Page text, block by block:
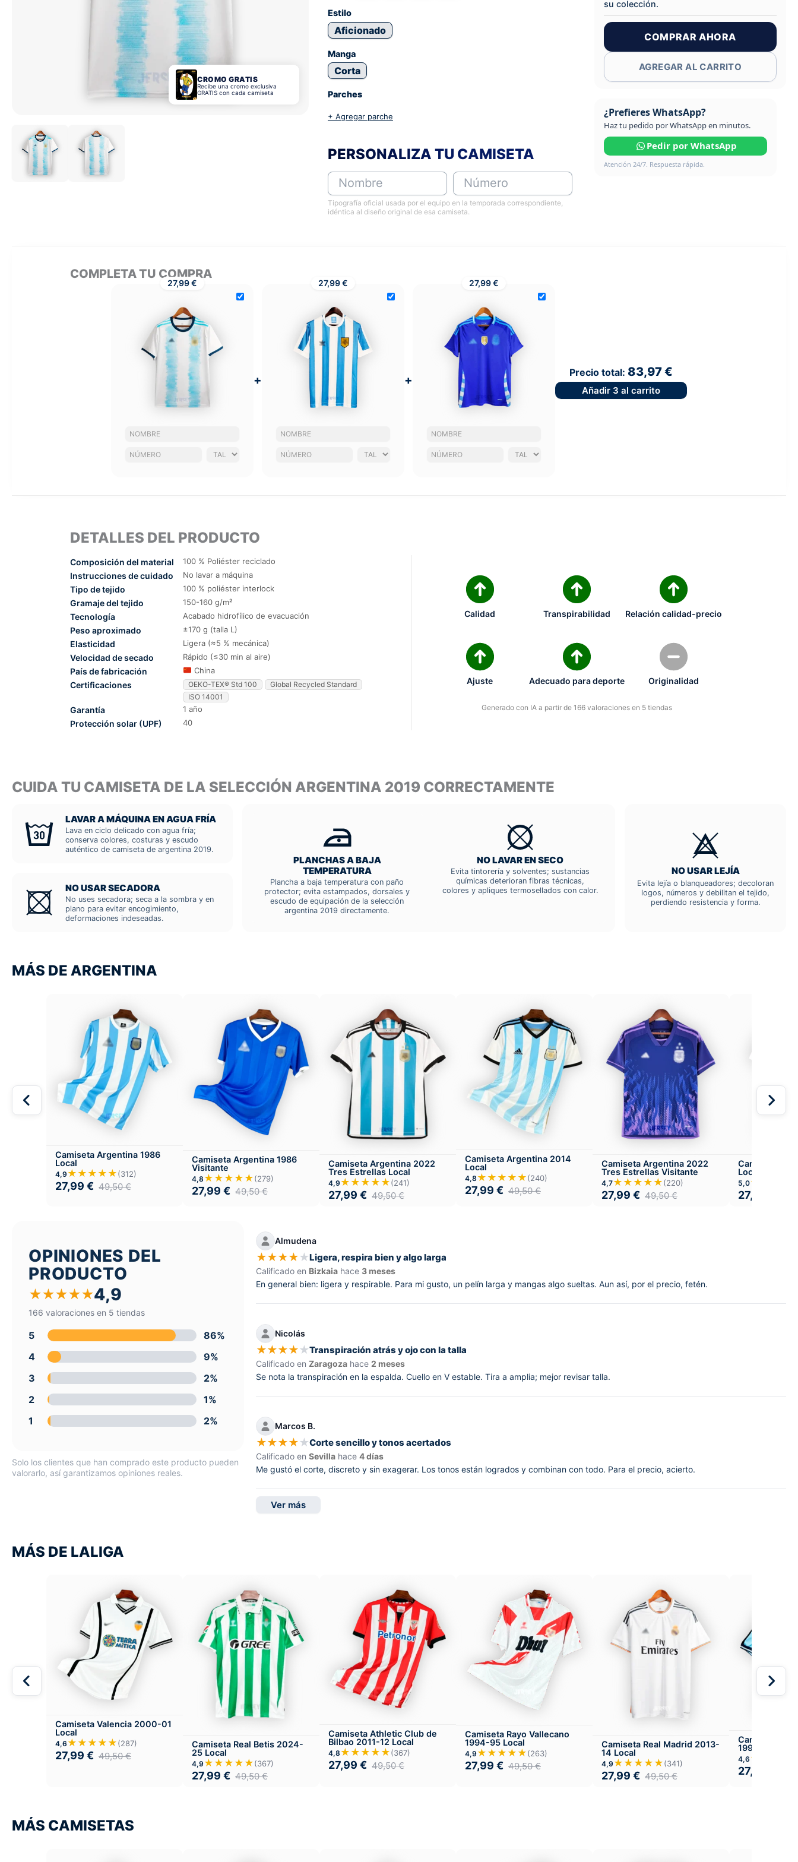
CROMO GRATIS
Recibe una cromo exclusiva
GRATIS con cada camiseta
Estilo
Aficionado
Manga
Corta
Parches
+ Agregar parche
PERSONALIZA TU CAMISETA
Nombre Número
Tipografía oficial usada por el equipo en la temporada correspondiente,
idéntica al diseño original de esa camiseta.
su colección.
COMPRAR AHORA
AGREGAR AL CARRITO
¿Prefieres WhatsApp?
Haz tu pedido por WhatsApp en minutos.
Pedir por WhatsApp
Atención 24/7. Respuesta rápida.
COMPLETA TU COMPRA
27,99 €
+
27,99 €
+
27,99 €
Precio total: 83,97 €
Añadir 3 al carrito
DETALLES DEL PRODUCTO
Composición del material 100 % Poliéster reciclado
Instrucciones de cuidado No lavar a máquina
Tipo de tejido 100 % poliéster interlock
Gramaje del tejido 150-160 g/m²
Tecnología Acabado hidrofílico de evacuación
Peso aproximado ±170 g (talla L)
Elasticidad Ligera (≈5 % mecánica)
Velocidad de secado Rápido (≤30 min al aire)
País de fabricación China
Certificaciones OEKO-TEX® Std 100
Global Recycled Standard
ISO 14001
Garantía 1 año
Protección solar (UPF) 40
Calidad Transpirabilidad Relación calidad-precio
Ajuste Adecuado para deporte Originalidad
Generado con IA a partir de 166 valoraciones en 5 tiendas
CUIDA TU CAMISETA DE LA SELECCIÓN ARGENTINA 2019 CORRECTAMENTE
LAVAR A MÁQUINA EN AGUA FRÍA
Lava en ciclo delicado con agua fría;
conserva colores, costuras y escudo
auténtico de camiseta de argentina 2019.
NO USAR SECADORA
No uses secadora; seca a la sombra y en
plano para evitar encogimiento,
deformaciones indeseadas.
PLANCHAS A BAJA
TEMPERATURA
Plancha a baja temperatura con paño
protector; evita estampados, dorsales y
escudo de equipación de la selección
argentina 2019 directamente.
NO LAVAR EN SECO
Evita tintorería y solventes; sustancias
químicas deterioran fibras técnicas,
colores y apliques termosellados con calor.
NO USAR LEJÍA
Evita lejía o blanqueadores; decoloran
logos, números y debilitan el tejido,
perdiendo resistencia y forma.
MÁS DE ARGENTINA
Camiseta Argentina 1986
Local
4,9 ★★★★★(312)
27,99 € 49,50€
Camiseta Argentina 1986
Visitante
4,8 ★★★★★(279)
27,99 € 49,50€
Camiseta Argentina 2022
Tres Estrellas Local
4,9 ★★★★★(241)
27,99 € 49,50€
Camiseta Argentina 2014
Local
4,8 ★★★★★(240)
27,99 € 49,50€
Camiseta Argentina 2022
Tres Estrellas Visitante
4,7★★★★★(220)
27,99 € 49,50€
Camiseta
Local
5,0
27,99
OPINIONES DEL
PRODUCTO
★★★★★4,9
166 valoraciones en 5 tiendas
5
86%
4
9%
3
2%
2
1%
1
2%
Solo los clientes que han comprado este producto pueden
valorarlo, así garantizamos opiniones reales.
Almudena
★★★★★Ligera, respira bien y algo larga
Calificado en Bizkaia hace 3 meses
En general bien: ligera y respirable. Para mi gusto, un pelín larga y mangas algo sueltas. Aun así, por el precio, fetén.
Nicolás
★★★★★Transpiración atrás y ojo con la talla
Calificado enZaragoza hace2 meses
Se nota la transpiración en la espalda. Cuello en V estable. Tira a amplia; mejor revisar talla.
Marcos B.
★★★★★Corte sencillo y tonos acertados
Calificado enSevilla hace4 días
Me gustó el corte, discreto y sin exagerar. Los tonos están logrados y combinan con todo. Para el precio, acierto.
Ver más
MÁS DE LALIGA
Camiseta Valencia 2000-01
Local
4,6 ★★★★★(287)
27,99 € 49,50€
Camiseta Real Betis 2024-
25 Local
4,9 ★★★★★(367)
27,99 € 49,50€
Camiseta Athletic Club de
Bilbao 2011-12 Local
4,8 ★★★★★(367)
27,99 € 49,50€
Camiseta Rayo Vallecano
1994-95 Local
4,9 ★★★★★(263)
27,99 € 49,50€
Camiseta Real Madrid 2013-
14 Local
4,9 ★★★★★(341)
27,99 € 49,50€
Camiseta
1999-00 Local
4,6
27,99
MÁS CAMISETAS